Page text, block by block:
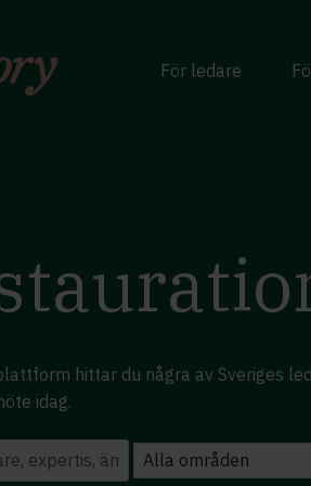
För ledare
hittar du några av Sveriges
idag.